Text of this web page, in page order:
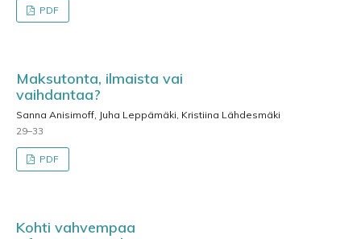
PDF
Maksutonta, ilmaista vai
vaihdantaa?
Sanna Anisimoff, Juha Leppämäki, Kristiina Lähdesmäki
29–33
PDF
Kohti vahvempaa